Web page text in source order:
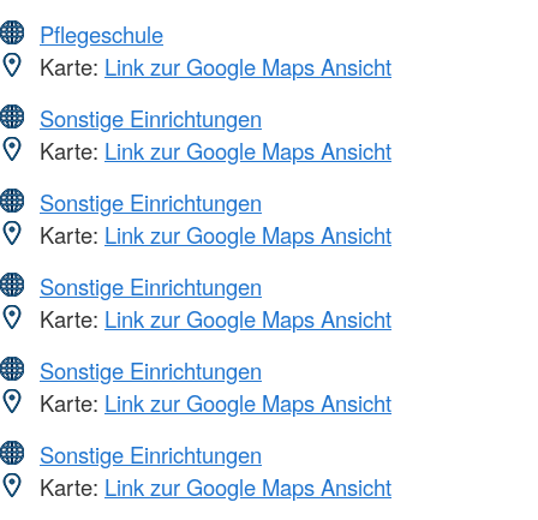
Pflegeschule
Karte: Link zur Google Maps Ansicht
Sonstige Einrichtungen
Karte: Link zur Google Maps Ansicht
Sonstige Einrichtungen
Karte: Link zur Google Maps Ansicht
Sonstige Einrichtungen
Karte: Link zur Google Maps Ansicht
Sonstige Einrichtungen
Karte: Link zur Google Maps Ansicht
Sonstige Einrichtungen
Karte: Link zur Google Maps Ansicht